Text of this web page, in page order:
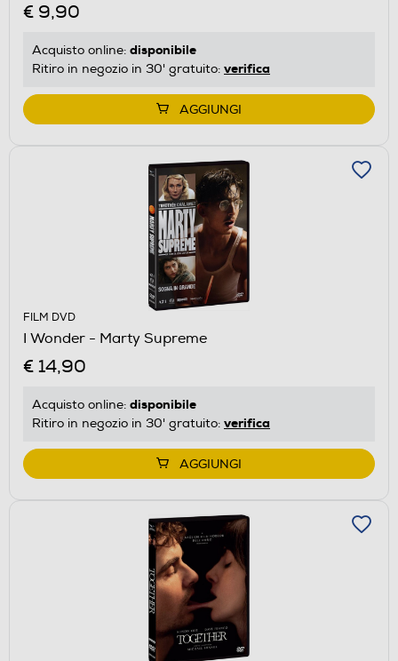
€ 9,90
Acquisto online: disponibile
Ritiro in negozio in 30' gratuito: verifica
AGGIUNGI
FILM DVD
I Wonder - Marty Supreme
€ 14,90
Acquisto online: disponibile
Ritiro in negozio in 30' gratuito: verifica
AGGIUNGI